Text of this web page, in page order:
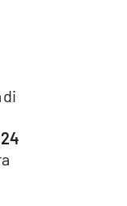
di